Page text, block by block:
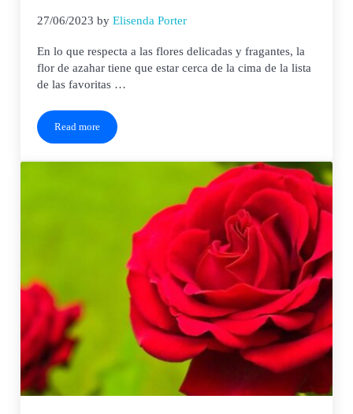
27/06/2023 byElisenda Porter
En lo que respecta a las flores delicadas y fragantes, la
flor de azahar tiene que estar cerca de la cima de la lista
de las favoritas …
Read moreDía del Azahar (27 de junio)